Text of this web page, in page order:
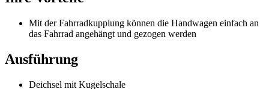
Mit der Fahrradkupplung können die Handwagen einfach an
das Fahrrad angehängt und gezogen werden
Ausführung
Deichsel mit Kugelschale